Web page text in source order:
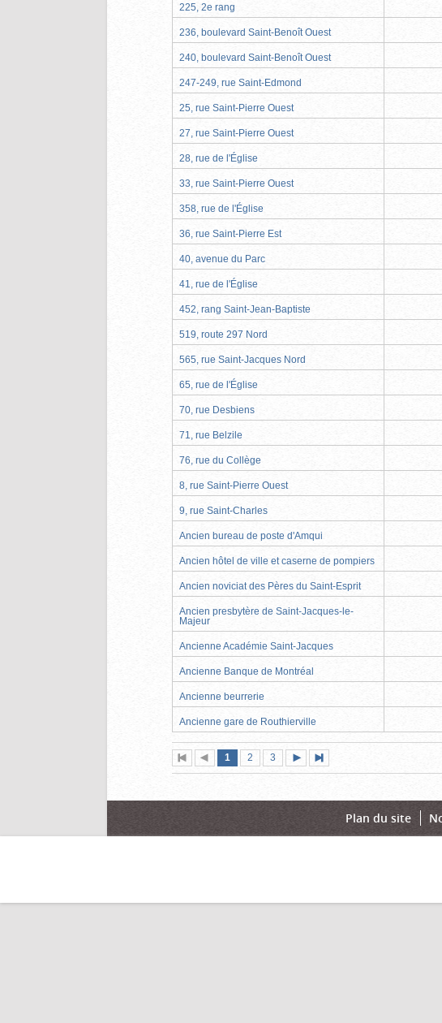
225, 2e rang
236, boulevard Saint-Benoît Ouest
240, boulevard Saint-Benoît Ouest
247-249, rue Saint-Edmond
25, rue Saint-Pierre Ouest
27, rue Saint-Pierre Ouest
28, rue de l'Église
33, rue Saint-Pierre Ouest
358, rue de l'Église
36, rue Saint-Pierre Est
40, avenue du Parc
41, rue de l'Église
452, rang Saint-Jean-Baptiste
519, route 297 Nord
565, rue Saint-Jacques Nord
65, rue de l'Église
70, rue Desbiens
71, rue Belzile
76, rue du Collège
8, rue Saint-Pierre Ouest
9, rue Saint-Charles
Ancien bureau de poste d'Amqui
Ancien hôtel de ville et caserne de pompiers
Ancien noviciat des Pères du Saint-Esprit
Ancien presbytère de Saint-Jacques-le-
Majeur
Ancienne Académie Saint-Jacques
Ancienne Banque de Montréal
Ancienne beurrerie
Ancienne gare de Routhierville
Première
page
Page
précédente
Page
1 (page
actuelle)
Page
2 Page
3
suivante
page
Plan du site